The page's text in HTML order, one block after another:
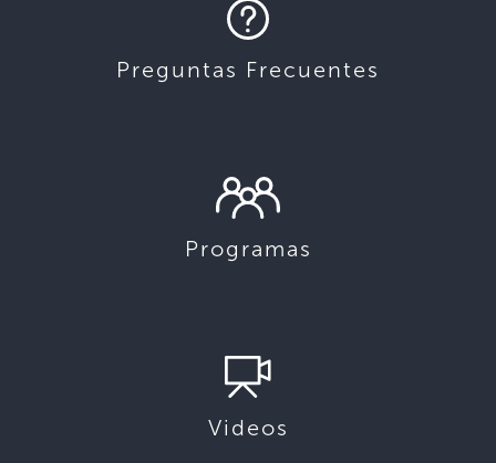
Preguntas Frecuentes
Programas
Videos